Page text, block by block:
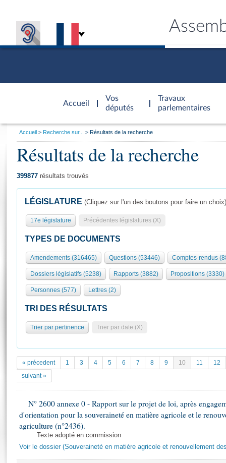
Accueil
d'accueil
Vos
députés
Travaux
parlementaires
Présidence
577 députés
Groupes politiques
Élections législatives
Séance publique
Commissions et autres organes
Europe et International
Contrôle et évaluation
Congrès
Pétitions
Documents parlementaires
Projets de loi
Textes adoptés
Rapports d'information
Général
Rôle et pouvoirs de l'Assemblée
Organisation de l'Assemblée
Présidence Conférence des Présidents Bureau Collège des
Statistiques et chiffres clés
Transparence et déontologie
Histoire
Juniors
Anciennes législatures
Liens vers les sites publics
Visiter l'Assemblée
Visite virtuelle du palais Bourbon
Assister à une séance
Accès des chercheurs à l’Assemblée
Les évènements
Les archives
Contacts et plan d'accès
Vous
Accueil Recherche sur... Résultats de la recherche
Résultats de la recherche
399877 résultats trouvés
LÉGISLATURE (Cliquez sur l'un des boutons pour faire un choix)
17e législature Précédentes législatures (X)
TYPES DE DOCUMENTS
Amendements (316465) Questions (53446) Comptes-rendus
Dossiers législatifs (5238) Rapports (3882) Propositions (3330)
Personnes (577) Lettres (2)
TRI DES RÉSULTATS
Trier par pertinence Trier par date (X)
« précedent 1 3 4 5 6 7 8 9 10 11
12
suivant »
N° 2600 annexe 0 - Rapport sur le projet de loi, après
d'orientation pour la souveraineté en matière agricole et le
agriculture (n°2436).
Texte adopté en commission
Voir le dossier (Souveraineté en matière agricole et renouvellement